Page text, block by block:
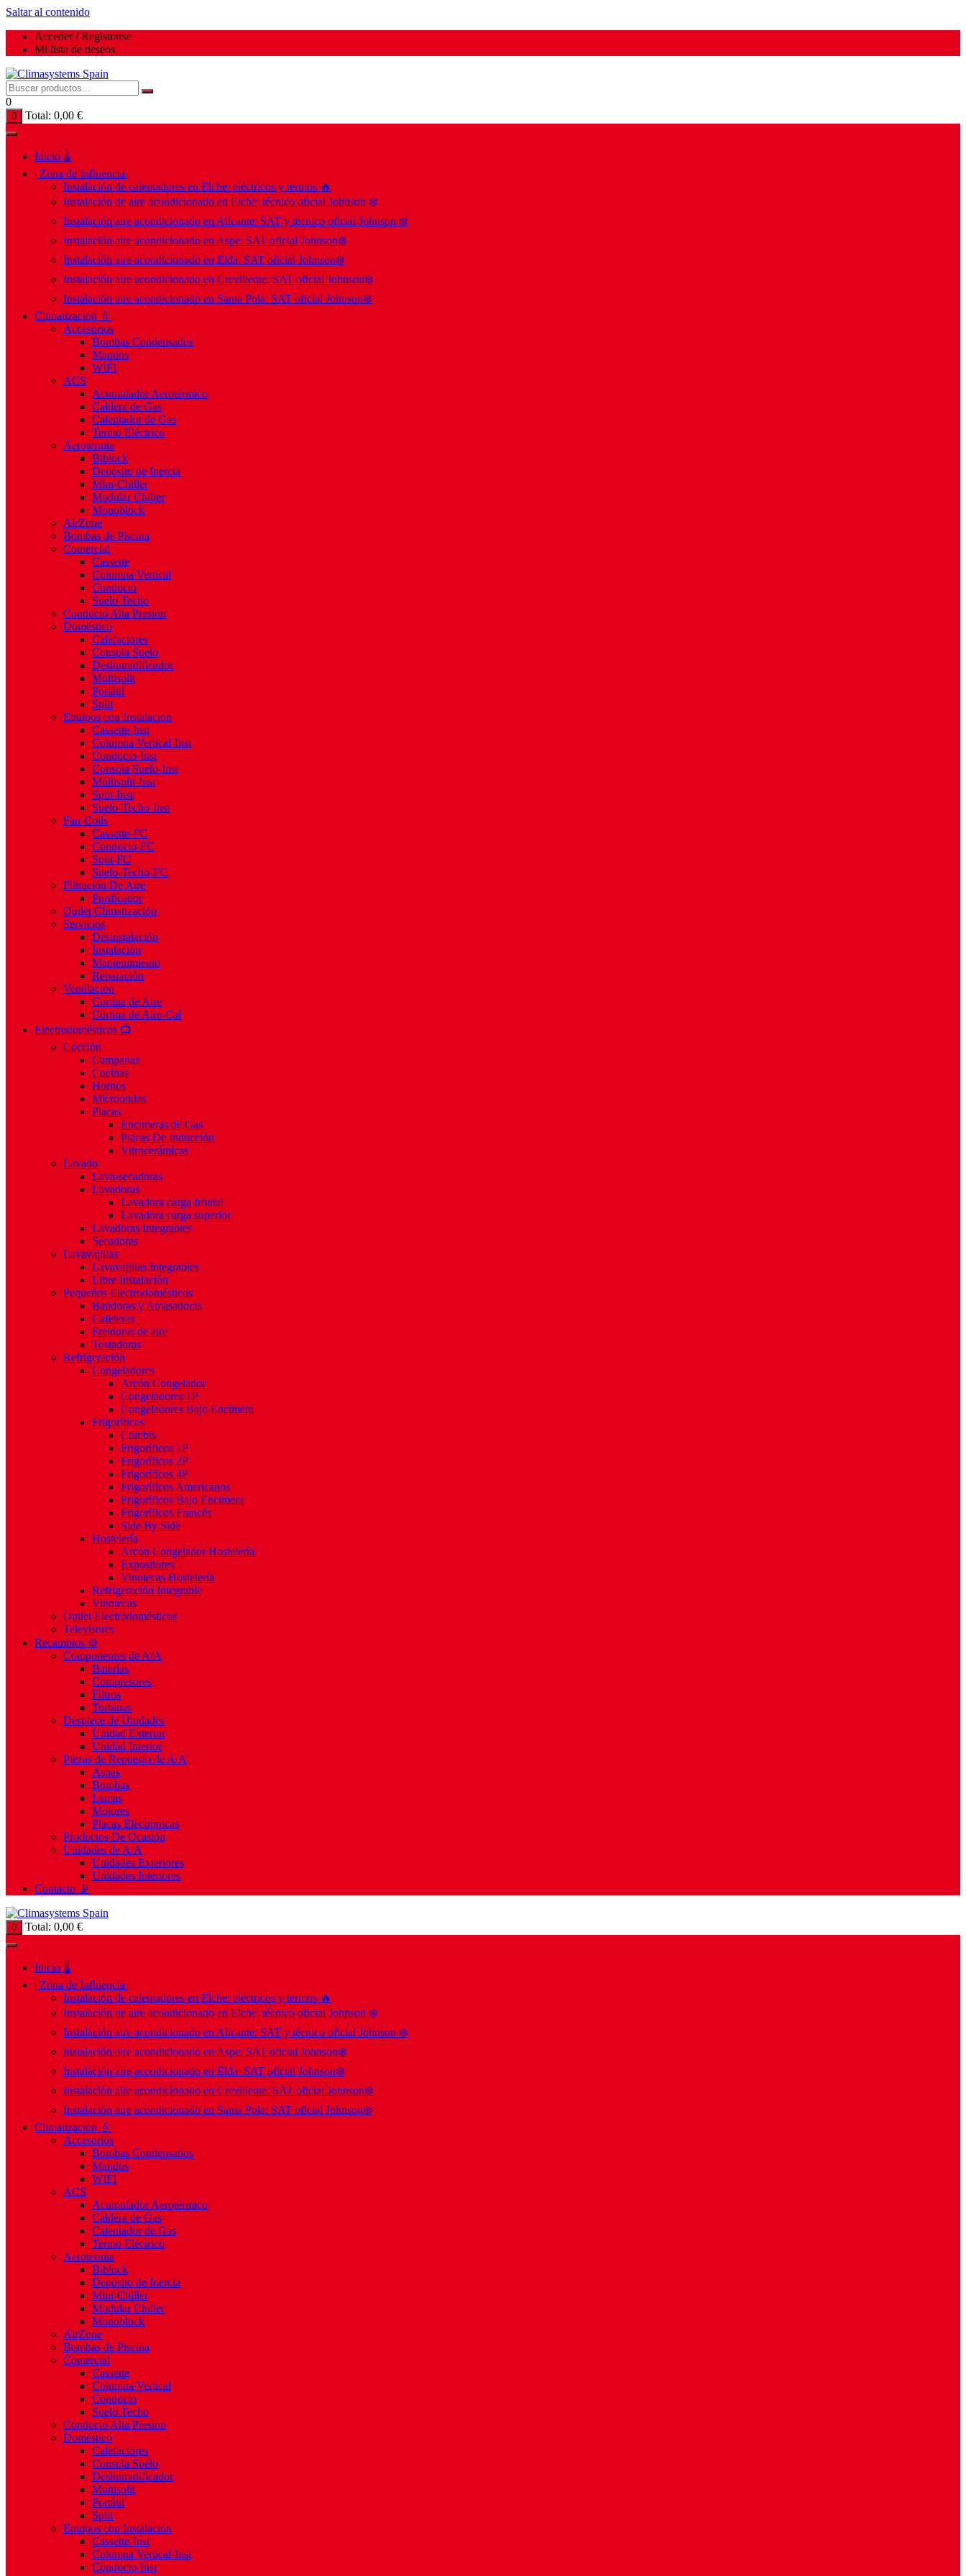
Saltar al contenido
Acceder / Registrarse
Mi lista de deseos
0
0 Total: 0,00 €
Inicio 🌡️
| Zona de Influencia |
Instalación de calentadores en Elche: eléctricos y termos 🔥
Instalación de aire acondicionado en Elche: técnico oficial Johnson ❄️
Instalación aire acondicionado en Alicante: SAT y técnico oficial Johnson ❄️
Instalación aire acondicionado en Aspe: SAT oficial Johnson❄️
Instalación aire acondicionado en Elda: SAT oficial Johnson❄️
Instalación aire acondicionado en Crevillente: SAT oficial Johnson❄️
Instalación aire acondicionado en Santa Pola: SAT oficial Johnson❄️
Climatización 💧
Accesorios
Bombas Condensados
Mandos
WIFI
ACS
Acumulador Aerotérmico
Caldera de Gas
Calentador de Gas
Termo Eléctrico
Aerotermia
Biblock
Depósito de Inercia
Mini-Chiller
Modular Chiller
Monoblock
AirZone
Bombas de Piscina
Comercial
Cassette
Columna Vertical
Conducto
Suelo Techo
Conducto Alta Presión
Doméstico
Calefactores
Consola Suelo
Deshumidificador
Multisplit
Portátil
Split
Equipos con Instalación
Cassette-Inst
Columna Vertical-Inst
Conducto-Inst
Consola Suelo-Inst
Multisplit-Inst
Split-Inst
Suelo-Techo-Inst
Fan-Coils
Cassette-FC
Conducto-FC
Split-FC
Suelo-Techo-FC
Filtración De Aire
Purificador
Outlet Climatización
Servicios
Desinstalación
Instalación
Mantenimiento
Reparación
Ventilación
Cortina de Aire
Cortina de Aire-Cal
Electrodomésticos 📺
Cocción
Campanas
Cocinas
Hornos
Microondas
Placas
Encimeras de Gas
Placas De Inducción
Vitrocerámicas
Lavado
Lava-secadoras
Lavadoras
Lavadora carga frontal
Lavadora carga superior
Lavadoras Integrables
Secadoras
Lavavajillas
Lavavajillas Integrables
Libre Instalación
Pequeños Electrodomésticos
Batidoras y Amasadoras
Cafeteras
Freidoras de aire
Tostadoras
Refrigeración
Congeladores
Arcón Congelador
Congeladores 1P
Congeladores Bajo Encimera
Frigoríficos
Combis
Frigoríficos 1P
Frigoríficos 2P
Frigoríficos 4P
Frigoríficos Americanos
Frigoríficos Bajo Encimera
Frigoríficos Francés
Side By Side
Hostelería
Arcón Congelador Hostelería
Expositores
Vinotecas Hostelería
Refrigeración Integrable
Vinotecas
Outlet Electrodomésticos
Televisores
Recambios ⚙️
Componentes de A/A
Baterías
Compresores
Filtros
Turbinas
Despiece de Unidades
Unidad Exterior
Unidad Interior
Piezas de Repuesto de A/A
Aspas
Bombas
Lamas
Motores
Placas Electrónicas
Productos De Ocasión
Unidades de A/A
Unidades Exteriores
Unidades Interiores
Contacto 📡
0 Total: 0,00 €
Inicio 🌡️
| Zona de Influencia |
Instalación de calentadores en Elche: eléctricos y termos 🔥
Instalación de aire acondicionado en Elche: técnico oficial Johnson ❄️
Instalación aire acondicionado en Alicante: SAT y técnico oficial Johnson ❄️
Instalación aire acondicionado en Aspe: SAT oficial Johnson❄️
Instalación aire acondicionado en Elda: SAT oficial Johnson❄️
Instalación aire acondicionado en Crevillente: SAT oficial Johnson❄️
Instalación aire acondicionado en Santa Pola: SAT oficial Johnson❄️
Climatización 💧
Accesorios
Bombas Condensados
Mandos
WIFI
ACS
Acumulador Aerotérmico
Caldera de Gas
Calentador de Gas
Termo Eléctrico
Aerotermia
Biblock
Depósito de Inercia
Mini-Chiller
Modular Chiller
Monoblock
AirZone
Bombas de Piscina
Comercial
Cassette
Columna Vertical
Conducto
Suelo Techo
Conducto Alta Presión
Doméstico
Calefactores
Consola Suelo
Deshumidificador
Multisplit
Portátil
Split
Equipos con Instalación
Cassette-Inst
Columna Vertical-Inst
Conducto-Inst